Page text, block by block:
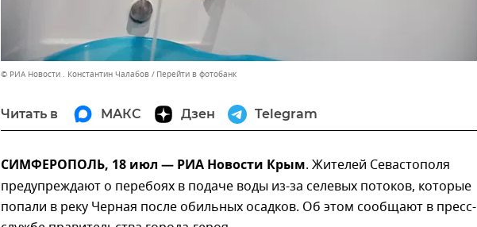
© РИА Новости . Константин Чалабов Перейти в фотобанк
Читать в МАКС Дзен Telegram
СИМФЕРОПОЛЬ, 18 июл — РИА Новости Крым. Жителей Севастополя
предупреждают о перебоях в подаче воды из-за селевых потоков, которые
попали в реку Черная после обильных осадков. Об этом сообщают в пресс-